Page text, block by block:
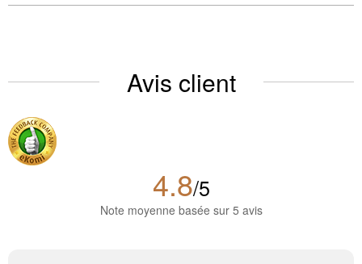
Avis client
4.8/5
Note moyenne basée sur 5 avis